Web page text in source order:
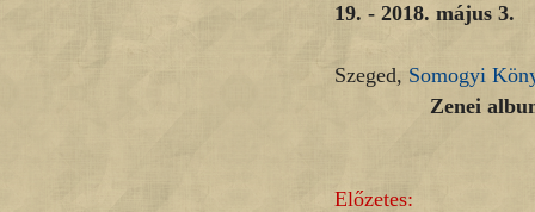
19. - 2018. május 3.
Szeged, Somogyi
Zenei album:
Előzetes: